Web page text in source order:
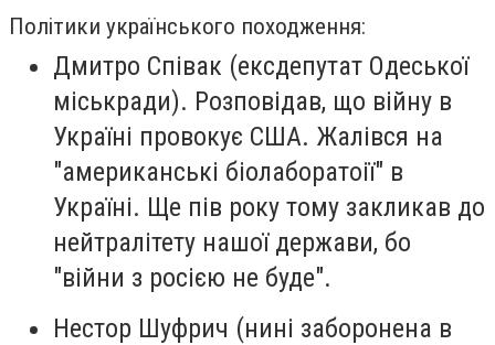
Політики українського походження:
Дмитро Співак (ексдепутат Одеської
міськради). Розповідав, що війну в
Україні провокує США. Жалівся на
"американські біолаборатоії" в
Україні. Ще пів року тому закликав до
нейтралітету нашої держави, бо
"війни з росією не буде".
Нестор Шуфрич (нині заборонена в